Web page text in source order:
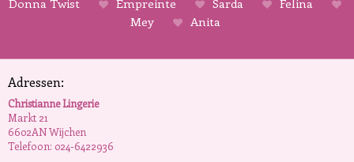
Donna Twist
Empreinte Sarda
Felina
Mey
Anita
Adressen:
Christianne Lingerie
Markt 21
6602AN Wijchen
Telefoon: 024-6422936